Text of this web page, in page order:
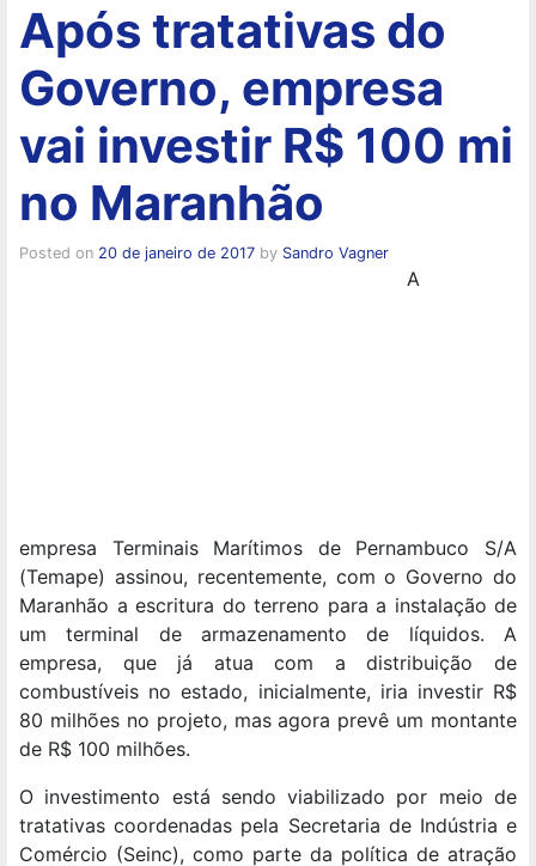
Após tratativas do
Governo, empresa
vai investir R$ 100 mi
no Maranhão
Posted on 20 de janeiro de 2017 by Sandro Vagner
A
empresa Terminais Marítimos de Pernambuco S/A
(Temape) assinou, recentemente, com o Governo do
Maranhão a escritura do terreno para a instalação de
um terminal de armazenamento de líquidos. A
empresa, que já atua com a distribuição de
combustíveis no estado, inicialmente, iria investir R$
80 milhões no projeto, mas agora prevê um montante
de R$ 100 milhões.
O investimento está sendo viabilizado por meio de
tratativas coordenadas pela Secretaria de Indústria e
Comércio (Seinc), como parte da política de atração